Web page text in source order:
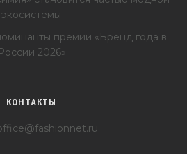
экосистемы
премии «Бренд года в
2026»
КОНТАКТЫ